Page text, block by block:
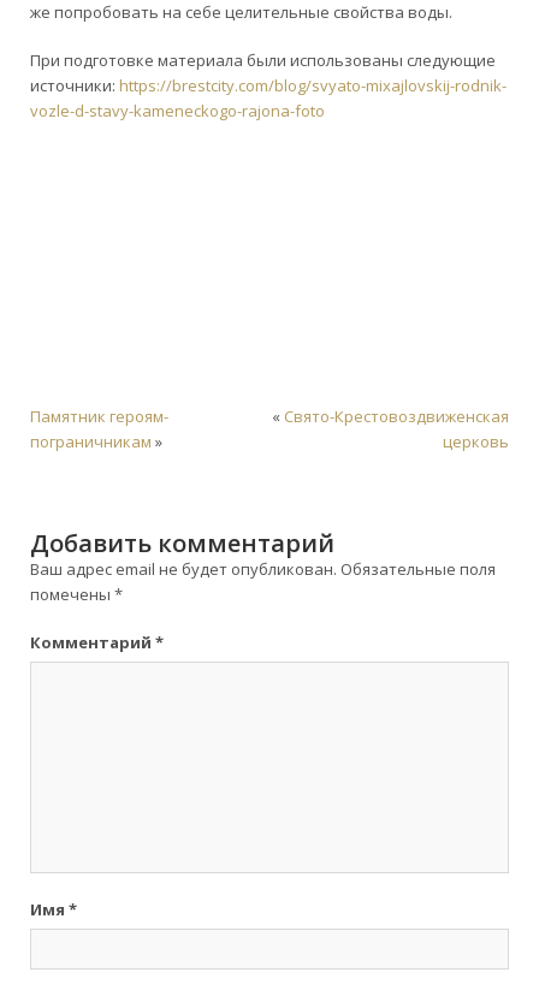
же попробовать на себе целительные свойства воды.
При подготовке материала были использованы следующие
источники: https://brestcity.com/blog/svyato-mixajlovskij-rodnik-
vozle-d-stavy-kameneckogo-rajona-foto
Памятник героям-
пограничникам »
« Свято-Крестовоздвиженская
церковь
Добавить комментарий
Ваш адрес email не будет опубликован. Обязательные поля
помечены *
Комментарий *
Имя *